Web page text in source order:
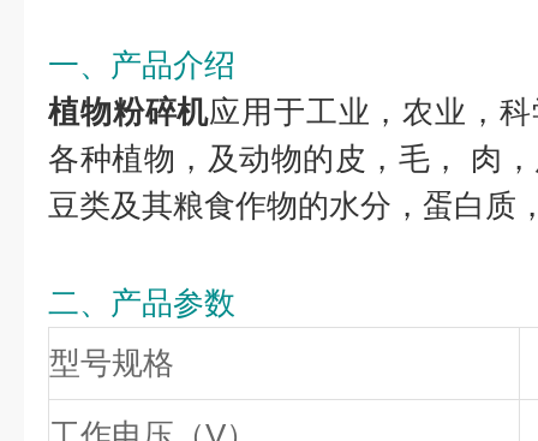
一、产品介绍
植物粉碎机应用于工业，农业，
各种植物，及动物的皮，毛， 肉
豆类及其粮食作物的水分，蛋白质
二、产品参数
型号规格